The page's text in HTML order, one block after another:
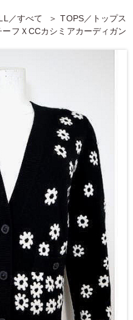
／すべて
TOPS／トップス
フＸCCカシミアカーディガン